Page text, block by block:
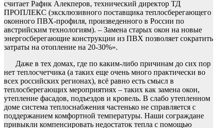
считает Рафик Алекперов, технический директор ТД
ПРОПЛЕКС (эксклюзивного поставщика теплосберегающего
оконного ПВХ-профиля, произведенного в России по
австрийским технологиям). – Замена старых окон на новые
энергосберегающие конструкции из ПВХ позволяет сократить
затраты на отопление на 20-30%».
Даже в тех домах, где по каким-либо причинам до сих пор
нет теплосчетчика (а таких еще очень много практически во
всех российских регионах), всё равно есть смысл в
теплосберегающих мероприятиях – таких как замена окон,
утепление фасадов, подъездов и кровель. В слабо утепленном
доме система теплоснабжения частенько не справляется с
поддержанием комфортной температуры. Наши сограждане
привыкли компенсировать недостаток тепла с помощью